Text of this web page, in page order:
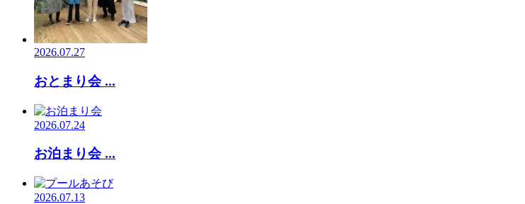
2026.07.27
おとまり会 ...
2026.07.24
お泊まり会 ...
2026.07.13